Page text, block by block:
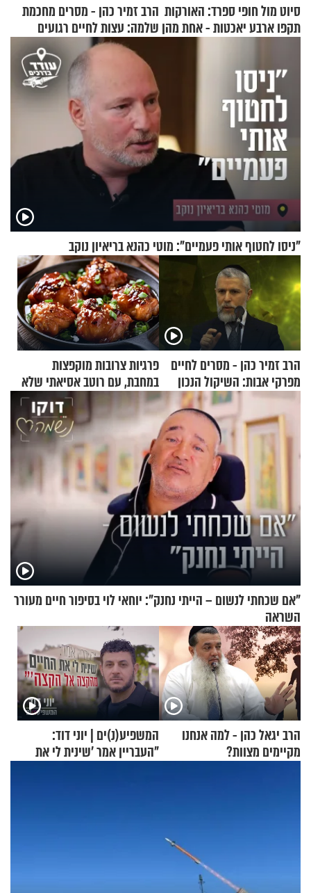
סיוט מול חופי ספרד: האורקות
תקפו ארבע יאכטות - אחת מהן
הרב זמיר כהן - מסרים מחכמת
שלמה: עצות לחיים רגועים
"ניסו לחטוף אותי פעמיים": מוטי כהנא בריאיון נוקב
הרב זמיר כהן - מסרים לחיים
מפרקי אבות: השיקול הנכון
פרגיות צרובות מוקפצות
במחבת, עם רוטב אסיאתי שלא
יישכח במהרה
"אם שכחתי לנשום – הייתי נחנק": יוחאי לוי בסיפור חיים מעורר
השראה
הרב יגאל כהן - למה אנחנו
מקיימים מצוות?
המשפיע(נ)ים | יוני דוד:
"העבריין אמר 'שינית לי את